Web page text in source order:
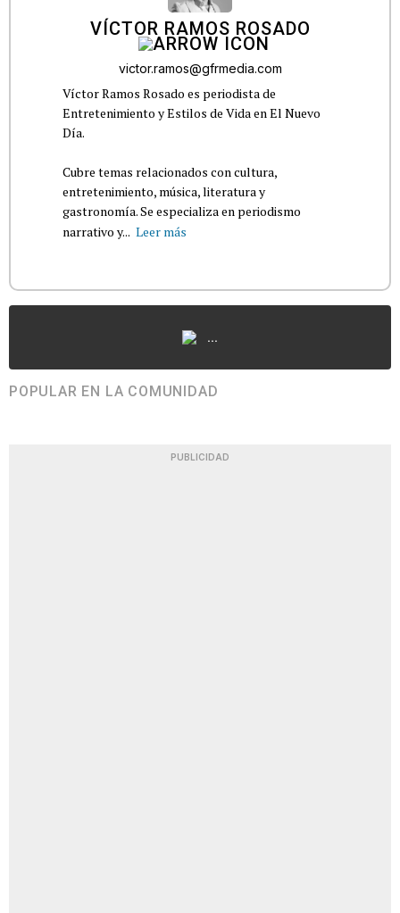
VÍCTOR RAMOS ROSADO
victor.ramos@gfrmedia.com
Víctor Ramos Rosado es periodista de
Entretenimiento y Estilos de Vida en El Nuevo
Día.
Cubre temas relacionados con cultura,
entretenimiento, música, literatura y
gastronomía. Se especializa en periodismo
narrativo y... Leer más
...
POPULAR EN LA COMUNIDAD
PUBLICIDAD